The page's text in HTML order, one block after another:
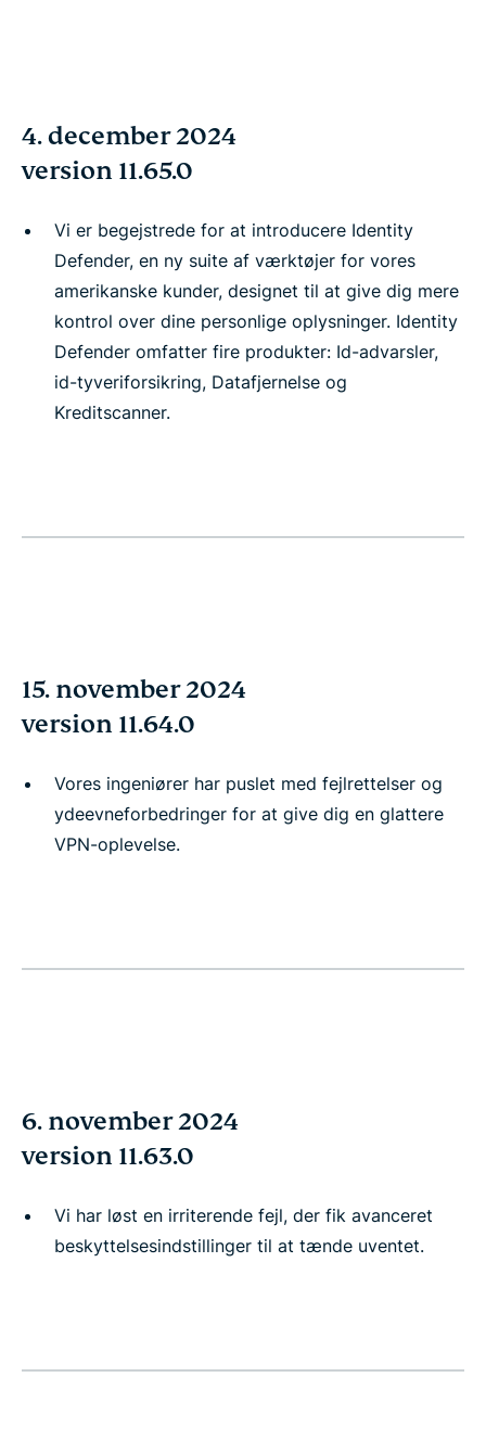
4. december 2024
version 11.65.0
Vi er begejstrede for at introducere Identity
Defender, en ny suite af værktøjer for vores
amerikanske kunder, designet til at give dig mere
kontrol over dine personlige oplysninger. Identity
Defender omfatter fire produkter: Id-advarsler,
id-tyveriforsikring, Datafjernelse og
Kreditscanner.
15. november 2024
version 11.64.0
Vores ingeniører har puslet med fejlrettelser og
ydeevneforbedringer for at give dig en glattere
VPN-oplevelse.
6. november 2024
version 11.63.0
Vi har løst en irriterende fejl, der fik avanceret
beskyttelsesindstillinger til at tænde uventet.